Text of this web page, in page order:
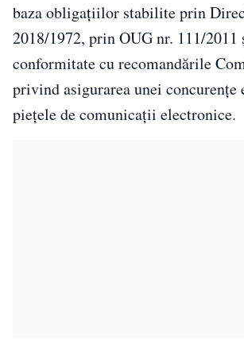
baza obligațiilor stabilite prin
2018/1972, prin OUG nr. 111/2011
conformitate cu recomandările
privind asigurarea unei concurențe
piețele de comunicații electronice.